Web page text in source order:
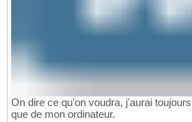
On dire ce qu'on voudra, j'aurai
que de mon ordinateur.